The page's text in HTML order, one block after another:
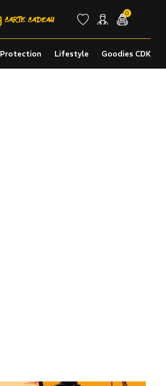
0
Protection Lifestyle Goodies CDK